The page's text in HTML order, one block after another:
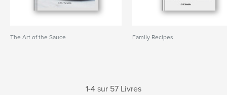
The Art of the Sauce Family Recipes
1-4 sur 57 Livres